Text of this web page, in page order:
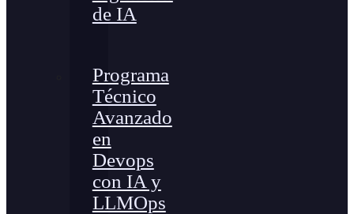
de IA
Programa
Técnico
Avanzado
en
Devops
con IA y
LLMOps